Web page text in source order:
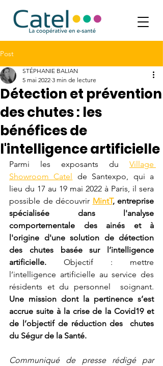
Post
Détection et prévention
des chutes : les
bénéfices de
l'intelligence artificielle
STÉPHANIE BALIAN
5 mai 2022 3 min de lecture
Parmi les exposants du Village
Showroom Catel de Santexpo, qui a
lieu du 17 au 19 mai 2022 à Paris, il sera
possible de découvrir MintT, entreprise
spécialisée dans l'analyse
comportementale des ainés et à
l'origine d'une solution de détection
des chutes basée sur l’intelligence
artificielle. Objectif : mettre
l’intelligence artificielle au service des
Une mission dont la pertinence s’est
accrue suite à la crise de la Covid19 et
de l’objectif de réduction des  chutes
du Ségur de la Santé.
Communiqué de presse rédigé par